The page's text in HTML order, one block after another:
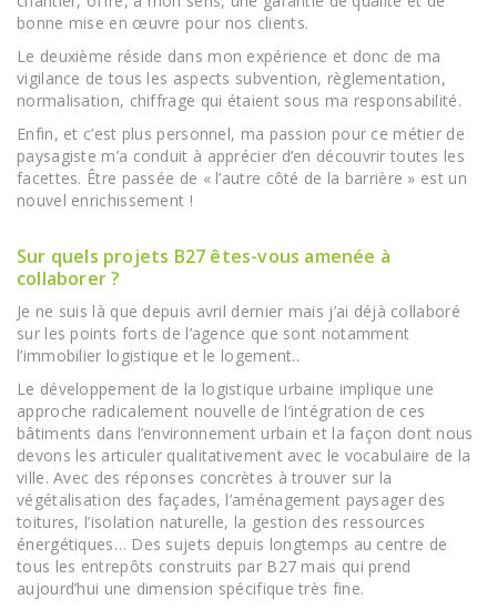
bonne mise en œuvre pour nos clients.
Le deuxième réside dans mon expérience et donc de ma
vigilance de tous les aspects subvention, règlementation,
normalisation, chiffrage qui étaient sous ma responsabilité.
Enfin, et c’est plus personnel, ma passion pour ce métier de
paysagiste m’a conduit à apprécier d’en découvrir toutes les
facettes. Être passée de « l’autre côté de la barrière » est un
nouvel enrichissement !
Sur quels projets B27 êtes-vous amenée à
collaborer ?
Je ne suis là que depuis avril dernier mais j’ai déjà collaboré
sur les points forts de l’agence que sont notamment
l’immobilier logistique et le logement..
Le développement de la logistique urbaine implique une
approche radicalement nouvelle de l’intégration de ces
bâtiments dans l’environnement urbain et la façon dont nous
devons les articuler qualitativement avec le vocabulaire de la
ville. Avec des réponses concrètes à trouver sur la
végétalisation des façades, l’aménagement paysager des
toitures, l’isolation naturelle, la gestion des ressources
énergétiques… Des sujets depuis longtemps au centre de
tous les entrepôts construits par B27 mais qui prend
aujourd’hui une dimension spécifique très fine.